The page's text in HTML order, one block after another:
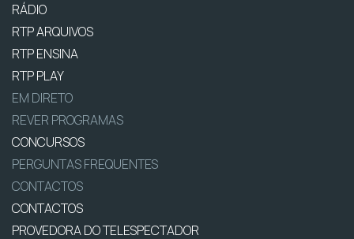
RÁDIO
RTP ARQUIVOS
RTP ENSINA
RTP PLAY
EM DIRETO
REVER PROGRAMAS
CONCURSOS
PERGUNTAS FREQUENTES
CONTACTOS
CONTACTOS
PROVEDORA DO TELESPECTADOR